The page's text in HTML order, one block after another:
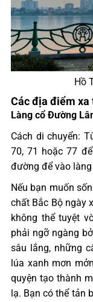
Hồ
Các địa điểm xa
Làng cổ Đường
Cách di chuyển:
70, 71 hoặc 77
đường để vào
Nếu bạn muốn
chất Bắc Bộ ngày
không thể tuyệt
phải ngỡ ngàng
sâu lắng, những
lúa xanh mơn
quyện tạo thành
lạ. Bạn có thể tản